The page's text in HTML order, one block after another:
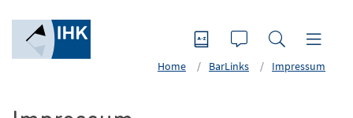
Home BarLinks Impressum